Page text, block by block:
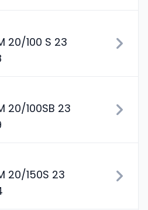
20/100 S 23
20/100SB 23
20/150S 23